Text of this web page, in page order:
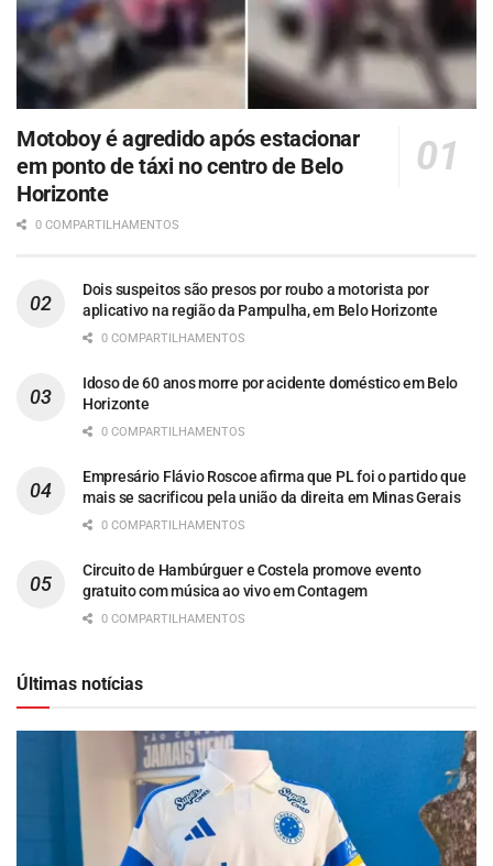
Motoboy é agredido após estacionar
em ponto de táxi no centro de Belo
Horizonte
0 COMPARTILHAMENTOS
Dois suspeitos são presos por roubo a motorista por
aplicativo na região da Pampulha, em Belo Horizonte
0 COMPARTILHAMENTOS
Idoso de 60 anos morre por acidente doméstico em Belo
Horizonte
0 COMPARTILHAMENTOS
Empresário Flávio Roscoe afirma que PL foi o partido que
mais se sacrificou pela união da direita em Minas Gerais
0 COMPARTILHAMENTOS
Circuito de Hambúrguer e Costela promove evento
gratuito com música ao vivo em Contagem
0 COMPARTILHAMENTOS
Últimas notícias